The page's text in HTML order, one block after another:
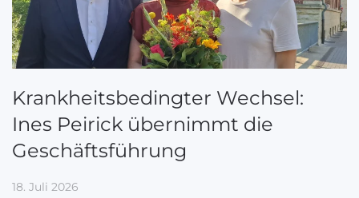
Krankheitsbedingter Wechsel:
Ines Peirick übernimmt die
Geschäftsführung
18. Juli 2026